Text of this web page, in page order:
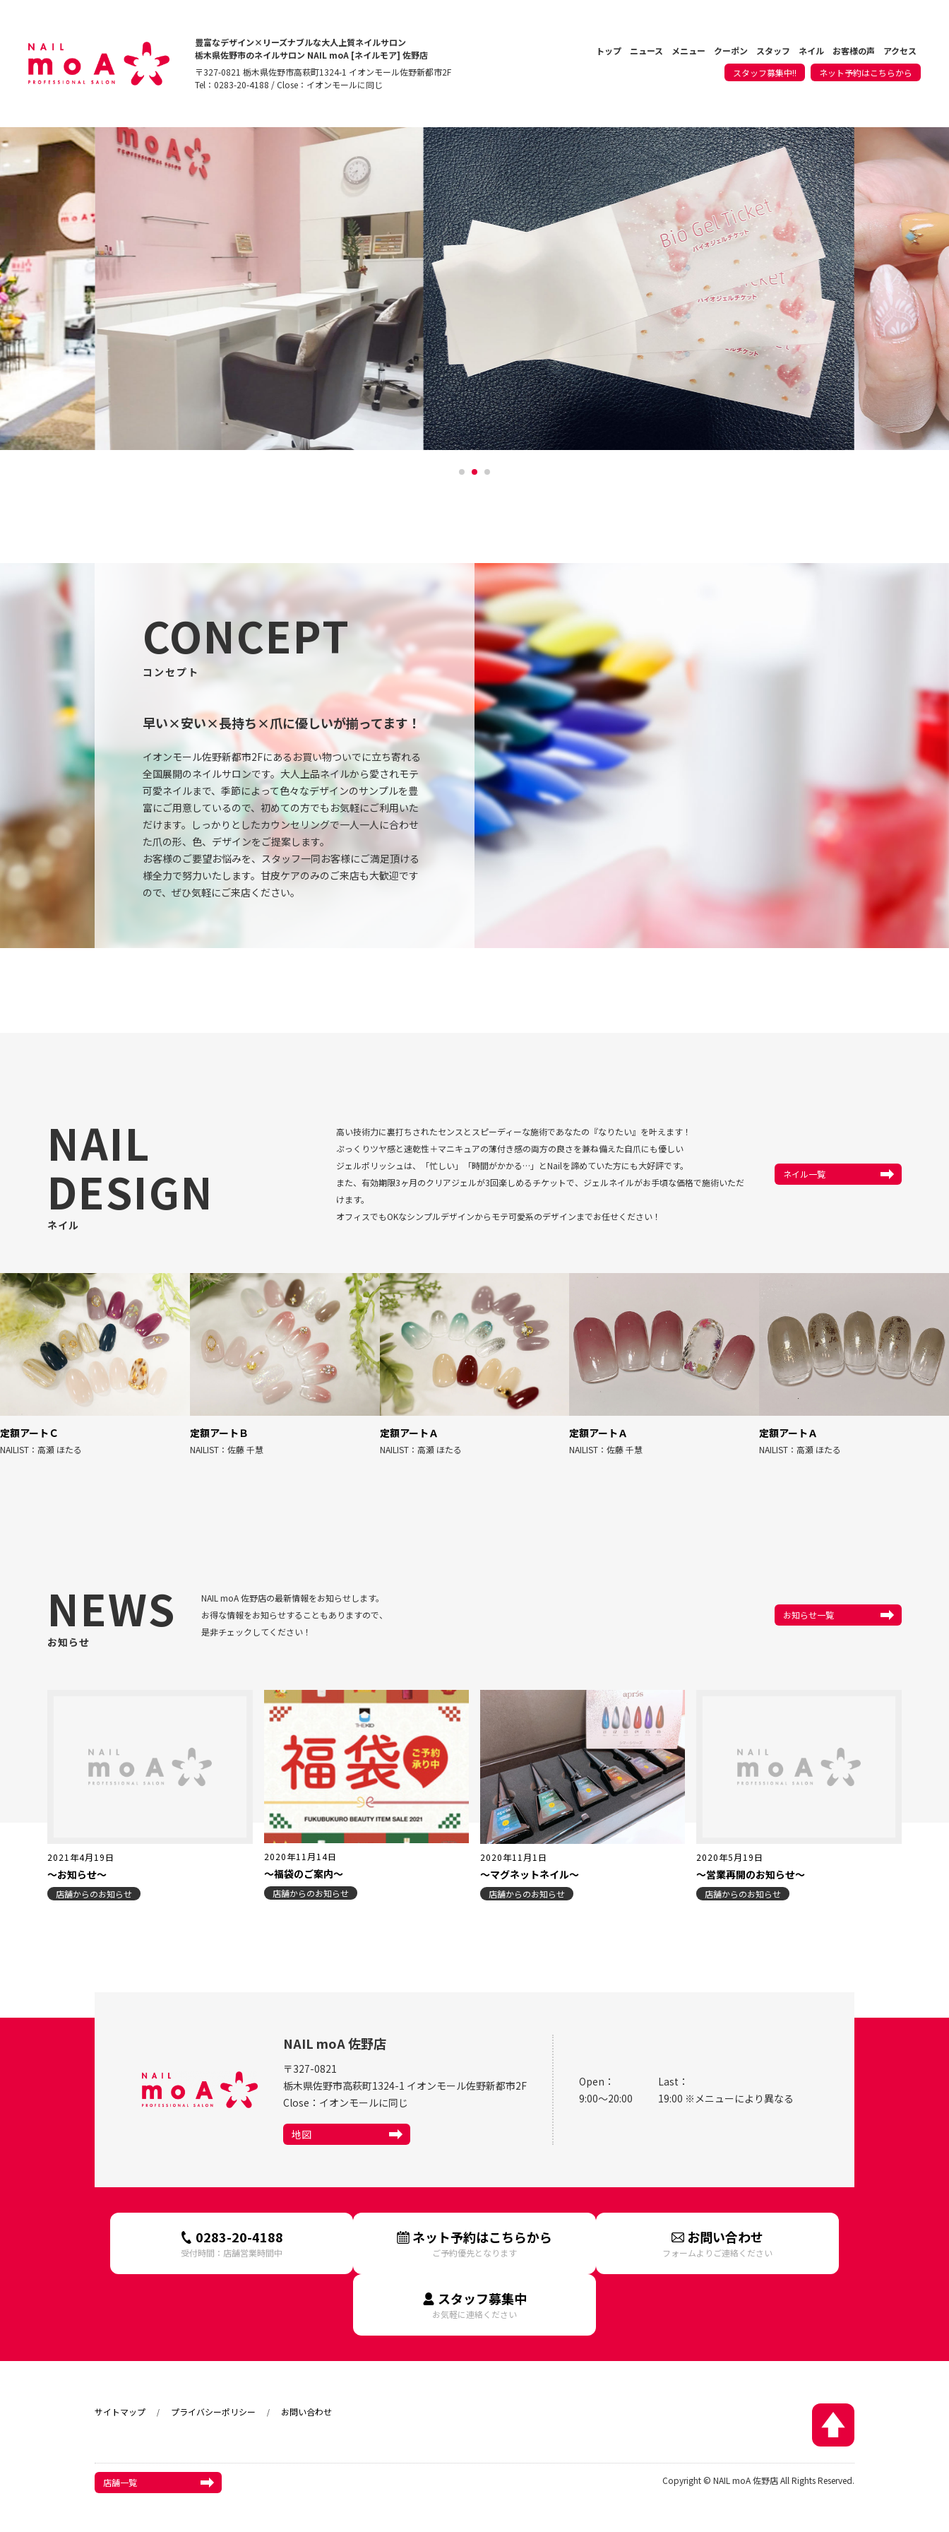
豊富なデザイン×リーズナブルな大人上質ネイルサロン
栃木県佐野市のネイルサロン NAIL moA [ネイルモア] 佐野店
〒327-0821 栃木県佐野市高萩町1324-1 イオンモール佐野新都市2F
Tel：0283-20-4188 / Close：イオンモールに同じ
トップ ニュース メニュー クーポン スタッフ ネイル お客様の声
アクセス
スタッフ募集中!!
ネット予約はこちらから
CONCEPT
コンセプト
早い×安い×長持ち×爪に優しいが揃ってます！
イオンモール佐野新都市2Fにあるお買い物ついでに立ち寄れる
全国展開のネイルサロンです。大人上品ネイルから愛されモテ
可愛ネイルまで、季節によって色々なデザインのサンプルを豊
富にご用意しているので、初めての方でもお気軽にご利用いた
だけます。しっかりとしたカウンセリングで一人一人に合わせ
た爪の形、色、デザインをご提案します。
お客様のご要望お悩みを、スタッフ一同お客様にご満足頂ける
様全力で努力いたします。甘皮ケアのみのご来店も大歓迎です
ので、ぜひ気軽にご来店ください。
NAIL
DESIGN
ネイル
高い技術力に裏打ちされたセンスとスピーディーな施術であなたの『なりたい』を叶えます！
ぷっくりツヤ感と速乾性＋マニキュアの薄付き感の両方の良さを兼ね備えた自爪にも優しい
ジェルポリッシュは、「忙しい」「時間がかかる…」とNailを諦めていた方にも大好評です。
また、有効期限3ヶ月のクリアジェルが3回楽しめるチケットで、ジェルネイルがお手頃な価格で施術いただ
けます。
オフィスでもOKなシンプルデザインからモテ可愛系のデザインまでお任せください！
ネイル一覧
定額アートＣ
NAILIST：高瀬 ほたる
定額アートＢ
NAILIST：佐藤 千慧
定額アートＡ
NAILIST：高瀬 ほたる
定額アートＡ
NAILIST：佐藤 千慧
定額アートＡ
NAILIST：高瀬 ほたる
NEWS
お知らせ
NAIL moA 佐野店の最新情報をお知らせします。
お得な情報をお知らせすることもありますので、
是非チェックしてください！
お知らせ一覧
2021年4月19日
～お知らせ～
店舗からのお知らせ
2020年11月14日
～福袋のご案内～
店舗からのお知らせ
2020年11月1日
～マグネットネイル～
店舗からのお知らせ
2020年5月19日
～営業再開のお知らせ～
店舗からのお知らせ
NAIL moA 佐野店
〒327-0821
栃木県佐野市高萩町1324-1 イオンモール佐野新都市2F
Close：イオンモールに同じ
地図
Open：
9:00～20:00
Last：
19:00 ※メニューにより異なる
0283-20-4188
受付時間：店舗営業時間中
ネット予約はこちらから
ご予約優先となります
お問い合わせ
フォームよりご連絡ください
スタッフ募集中
お気軽に連絡ください
サイトマップ プライバシーポリシー お問い合わせ
店舗一覧 Copyright © NAIL moA 佐野店 All Rights Reserved.